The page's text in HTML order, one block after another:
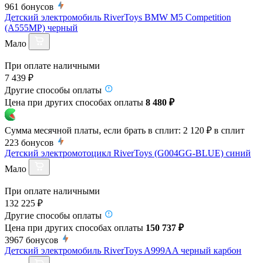
961 бонусов
Детский электромобиль RiverToys BMW M5 Competition
(A555MP) черный
Мало
При оплате наличными
7 439 ₽
Другие способы оплаты
Цена при других способах оплаты 8 480 ₽
Сумма месячной платы, если брать в сплит: 2 120 ₽ в сплит
223 бонусов
Детский электромотоцикл RiverToys (G004GG-BLUE) синий
Мало
При оплате наличными
132 225 ₽
Другие способы оплаты
Цена при других способах оплаты 150 737 ₽
3967 бонусов
Детский электромобиль RiverToys A999AA черный карбон